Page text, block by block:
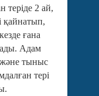
теріде 2 ай,
қайнатып,
ғана
Адам
және тыныс
тері